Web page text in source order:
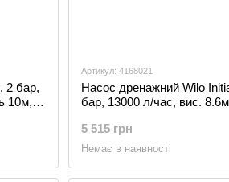
2 бар,
10м,
Артикул: 4168021
Насос дренажний Wilo
бар, 13000 л/час, вис.
5 515 грн
Немає в наявності